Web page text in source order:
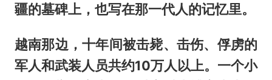
疆的墓碑上，也写在那一代人的记忆里。
越南那边，十年间被击毙、击伤、俘虏的
军人和武装人员共约10万人以上。一个小